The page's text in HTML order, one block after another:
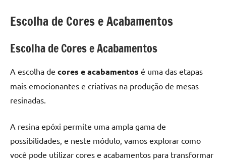
Escolha de Cores e Acabamentos
Escolha de Cores e Acabamentos
A escolha de cores e acabamentos é uma das etapas
mais emocionantes e criativas na produção de mesas
resinadas.
A resina epóxi permite uma ampla gama de
possibilidades, e neste módulo, vamos explorar como
você pode utilizar cores e acabamentos para transformar